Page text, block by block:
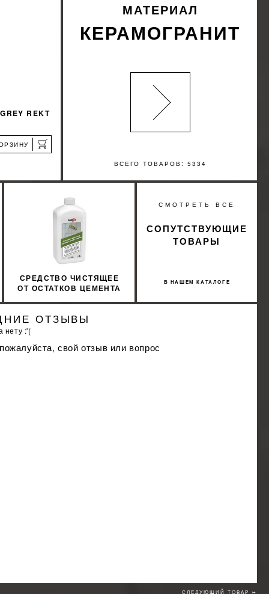
REKT
ВСЕГО ТОВАРОВ: 5334
МАТЕРИАЛ
КЕРАМОГРАНИТ
СРЕДСТВО ЧИСТЯЩЕЕ
ОТ ОСТАТКОВ ЦЕМЕНТА
ZEA 703/1 1Л
СМОТРЕТЬ ВСЕ
В НАШЕМ КАТАЛОГЕ
СОПУТСТВУЮЩИЕ
ТОВАРЫ
ОТЗЫВЫ
нету :'(
свой отзыв или вопрос
СЛЕДУЮЩИЙ ТОВАР ↣